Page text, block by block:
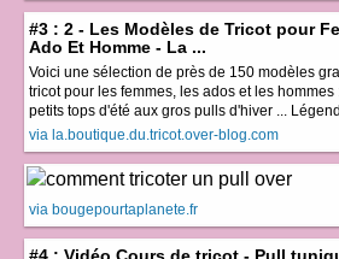
#3 : 2 - Les Modèles de Tricot pour
Ado Et Homme - La ...
Voici une sélection de près de 150 modèles
tricot pour les femmes, les ados et les hommes
petits tops d'été aux gros pulls d'hiver ...
via la.boutique.du.tricot.over-blog.com
via bougepourtaplanete.fr